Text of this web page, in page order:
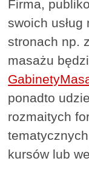
Firma,
swoich
stronach np.
masażu
ponadto
rozmaitych
kursów lub